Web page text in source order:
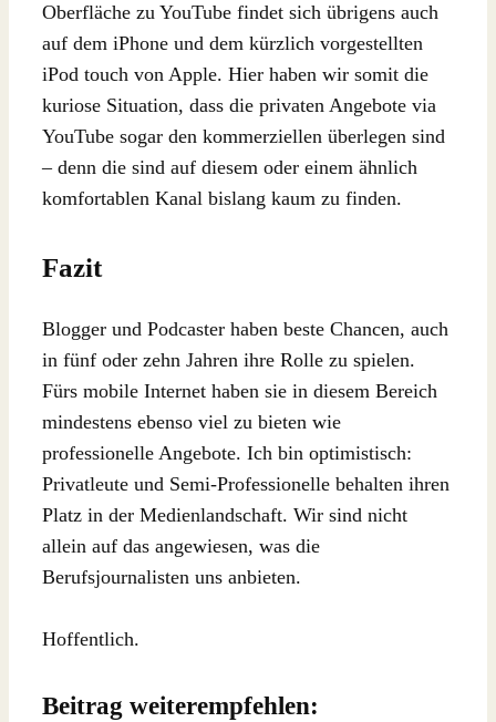
Oberfläche zu YouTube findet sich übrigens auch
auf dem iPhone und dem kürzlich vorgestellten
iPod touch von Apple. Hier haben wir somit die
kuriose Situation, dass die privaten Angebote via
YouTube sogar den kommerziellen überlegen sind
– denn die sind auf diesem oder einem ähnlich
komfortablen Kanal bislang kaum zu finden.
Fazit
Blogger und Podcaster haben beste Chancen, auch
in fünf oder zehn Jahren ihre Rolle zu spielen.
Fürs mobile Internet haben sie in diesem Bereich
mindestens ebenso viel zu bieten wie
professionelle Angebote. Ich bin optimistisch:
Privatleute und Semi-Professionelle behalten ihren
Platz in der Medienlandschaft. Wir sind nicht
allein auf das angewiesen, was die
Berufsjournalisten uns anbieten.
Hoffentlich.
Beitrag weiterempfehlen: